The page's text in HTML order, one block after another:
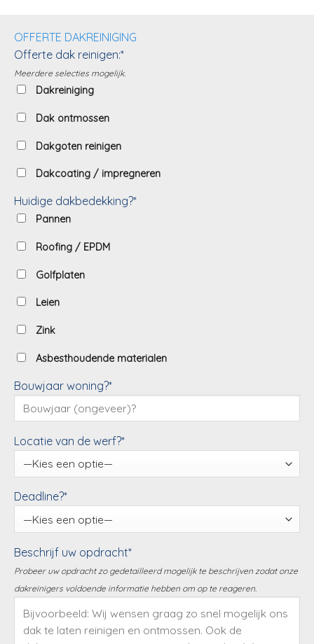
OFFERTE DAKREINIGING
Offerte dak reinigen:*
Meerdere selecties mogelijk.
Dakreiniging
Dak ontmossen
Dakgoten reinigen
Dakcoating / impregneren
Huidige dakbedekking?*
Pannen
Roofing / EPDM
Golfplaten
Leien
Zink
Asbesthoudende materialen
Bouwjaar woning?*
Locatie van de werf?*
Deadline?*
Beschrijf uw opdracht*
Probeer uw opdracht zo gedetailleerd mogelijk te beschrijven zodat onze
dakreinigers voldoende informatie hebben om op te reageren.